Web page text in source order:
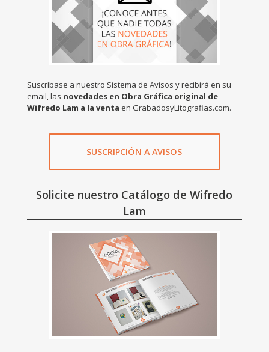
Suscríbase a nuestro Sistema de Avisos y recibirá en su
email, las novedades en Obra Gráfica original de
Wifredo Lam a la venta en GrabadosyLitografias.com.
SUSCRIPCIÓN A AVISOS
Solicite nuestro Catálogo de Wifredo
Lam